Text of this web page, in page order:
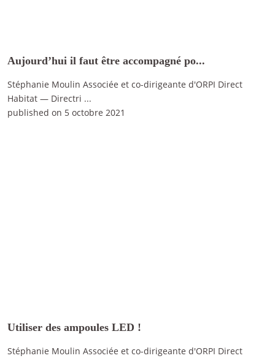
Aujourd’hui il faut être accompagné po...
Stéphanie Moulin Associée et co-dirigeante d'ORPI Direct
Habitat — Directri ...
published on 5 octobre 2021
Utiliser des ampoules LED !
Stéphanie Moulin Associée et co-dirigeante d'ORPI Direct